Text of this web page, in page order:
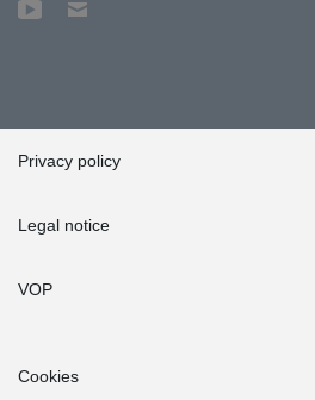
Privacy policy
Legal notice
VOP
Cookies